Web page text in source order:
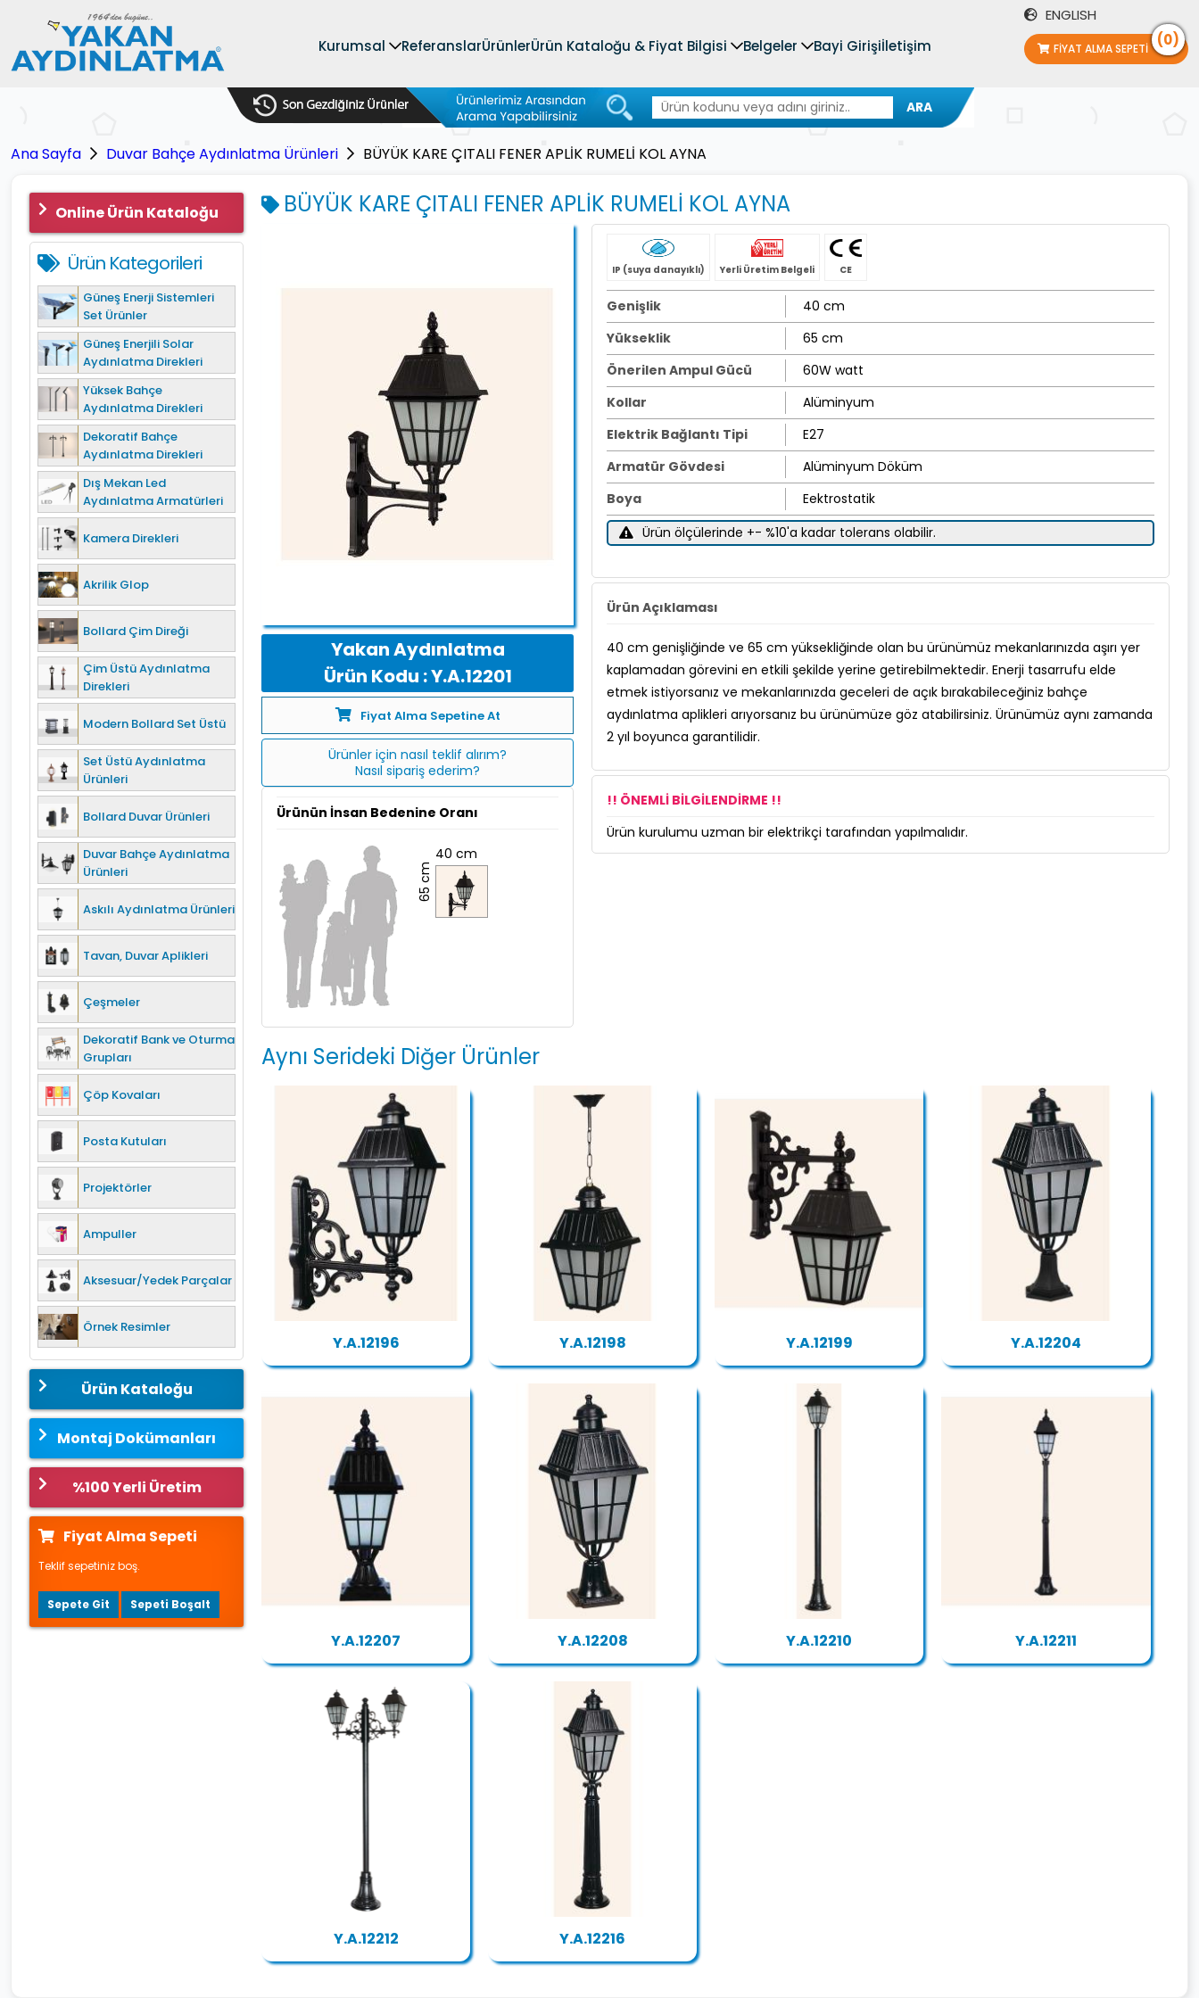
Kurumsal ReferanslarÜrünlerÜrün Kataloğu & Fiyat Bilgisi Belgeler Bayi Girişiİletişim
ENGLISH
FIYAT ALMA SEPETI (0)
ARA
Ana Sayfa Duvar Bahçe Aydınlatma Ürünleri BÜYÜK KARE ÇITALI FENER APLİK RUMELİ KOL AYNA
Online Ürün Kataloğu
Ürün Kategorileri
Güneş Enerji Sistemleri
Set Ürünler
Güneş Enerjili Solar
Aydınlatma Direkleri
Yüksek Bahçe
Aydınlatma Direkleri
Dekoratif Bahçe
Aydınlatma Direkleri
Dış Mekan Led
Aydınlatma Armatürleri
Kamera Direkleri
Akrilik Glop
Bollard Çim Direği
Çim Üstü Aydınlatma
Direkleri
Modern Bollard Set Üstü
Set Üstü Aydınlatma
Ürünleri
Bollard Duvar Ürünleri
Duvar Bahçe Aydınlatma
Ürünleri
Askılı Aydınlatma Ürünleri
Tavan, Duvar Aplikleri
Çeşmeler
Dekoratif Bank ve Oturma
Grupları
Çöp Kovaları
Posta Kutuları
Projektörler
Ampuller
Aksesuar/Yedek Parçalar
Örnek Resimler
Ürün Kataloğu
Montaj Dokümanları
%100 Yerli Üretim
Fiyat Alma Sepeti
Teklif sepetiniz boş.
Sepete Git Sepeti Boşalt
BÜYÜK KARE ÇITALI FENER APLİK RUMELİ KOL AYNA
Yakan Aydınlatma
Ürün Kodu : Y.A.12201
Fiyat Alma Sepetine At
Ürünler için nasıl teklif alırım?
Nasıl sipariş ederim?
Ürünün İnsan Bedenine Oranı
40 cm
65 cm
IP (suya danayıklı) Yerli Üretim Belgeli CE
Genişlik
40 cm
Yükseklik
65 cm
Önerilen Ampul Gücü
60W watt
Kollar
Alüminyum
Elektrik Bağlantı Tipi
E27
Armatür Gövdesi
Alüminyum Döküm
Boya
Eektrostatik
Ürün ölçülerinde +- %10'a kadar tolerans olabilir.
Ürün Açıklaması
40 cm genişliğinde ve 65 cm yüksekliğinde olan bu ürünümüz mekanlarınızda aşırı yer
kaplamadan görevini en etkili şekilde yerine getirebilmektedir. Enerji tasarrufu elde
etmek istiyorsanız ve mekanlarınızda geceleri de açık bırakabileceğiniz bahçe
aydınlatma aplikleri arıyorsanız bu ürünümüze göz atabilirsiniz. Ürünümüz aynı zamanda
2 yıl boyunca garantilidir.
!! ÖNEMLİ BİLGİLENDİRME !!
Ürün kurulumu uzman bir elektrikçi tarafından yapılmalıdır.
Aynı Serideki Diğer Ürünler
Y.A.12196 Y.A.12198 Y.A.12199 Y.A.12204
Y.A.12207 Y.A.12208 Y.A.12210 Y.A.12211
Y.A.12212 Y.A.12216